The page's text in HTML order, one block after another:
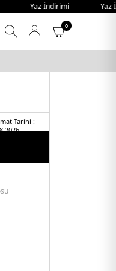
İndirimi -
0
Tarihi :